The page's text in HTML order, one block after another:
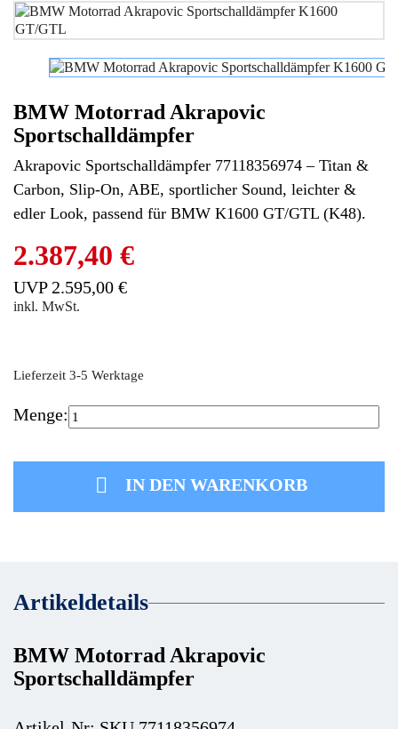
BMW Motorrad Akrapovic
Sportschalldämpfer
Akrapovic Sportschalldämpfer 77118356974 – Titan &
Carbon, Slip-On, ABE, sportlicher Sound, leichter &
edler Look, passend für BMW K1600 GT/GTL (K48).
2.387,40 €
UVP 2.595,00 €
inkl. MwSt.
Lieferzeit 3-5 Werktage
Menge:
 IN DEN WARENKORB
Artikeldetails
BMW Motorrad Akrapovic
Sportschalldämpfer